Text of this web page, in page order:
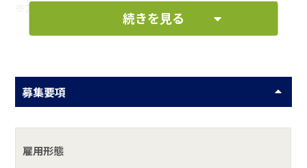
※2018年10月新設の、衛生的な新工場での勤務です。
お仕事の一例として、以下のような業務を想定し
続きを見る
募集要項
雇用形態